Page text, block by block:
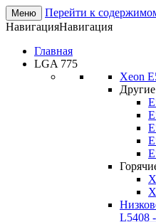
Меню
Перейти к
НавигацияНавигация
Главная
LGA 775
Xeon
L5408